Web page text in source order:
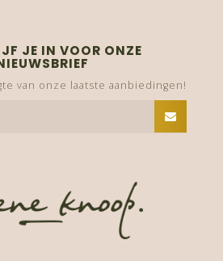
JE IN VOOR ONZE
van onze laatste aanbiedingen!